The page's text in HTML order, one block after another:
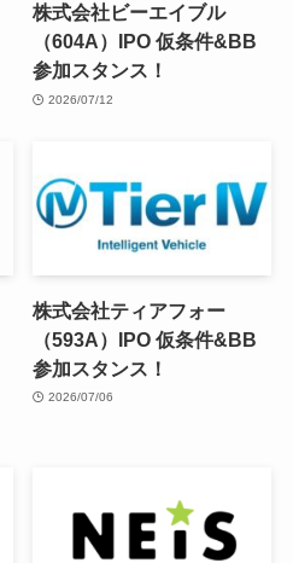
株式会社ビーエイブル
（604A）IPO 仮条件&BB
参加スタンス！
2026/07/12
株式会社ティアフォー
（593A）IPO 仮条件&BB
参加スタンス！
2026/07/06